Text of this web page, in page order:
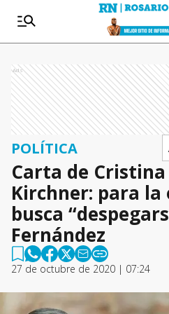
Ads
POLÍTICA
Carta de
Kirchner: para la
busca
Fernández
27 de octubre de 2020 | 07:24